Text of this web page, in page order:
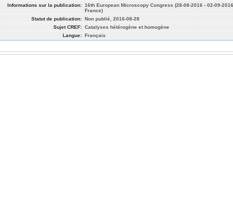
Informations sur la publication: 16th European Microscopy Congress (28-08-2016 - 02-09-
France)
Statut de publication: Non publié, 2016-08-28
Sujet CREF: Catalyses hétérogène et homogène
Langue: Français